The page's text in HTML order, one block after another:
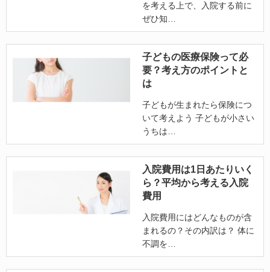
を考える上で、入院する前に
ぜひ知
子どもの医療保険って必
要？考え方のポイントと
は
子どもが生まれたら保険につ
いて考えよう 子どもが小さい
うちは
入院費用は1日あたりいく
ら？平均から考える入院
費用
入院費用にはどんなものが含
まれるの？その内訳は？ 体に
不調を